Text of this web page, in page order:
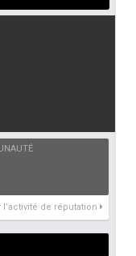
l’activité de réputation